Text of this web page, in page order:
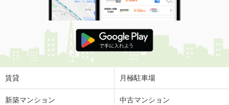
賃貸 月極駐車場
新築マンション 中古マンション